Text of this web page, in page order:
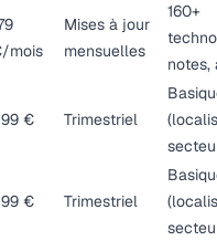
mois
Mises à jour
mensuelles
160+
notes,
€ Trimestriel
€ Trimestriel